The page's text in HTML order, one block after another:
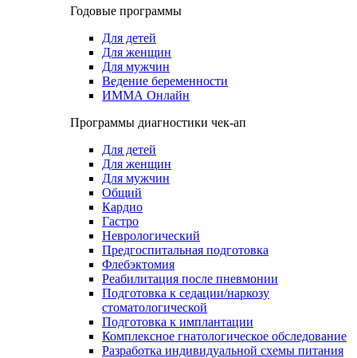
Годовые программы
Для детей
Для женщин
Для мужчин
Ведение беременности
ИММА Онлайн
Программы диагностики чек-ап
Для детей
Для женщин
Для мужчин
Общий
Кардио
Гастро
Неврологический
Предгоспитальная подготовка
Флебэктомия
Реабилитация после пневмонии
Подготовка к седации/наркозу
стоматологической
Подготовка к имплантации
Комплексное гнатологическое обследование
Разработка индивидуальной схемы питания